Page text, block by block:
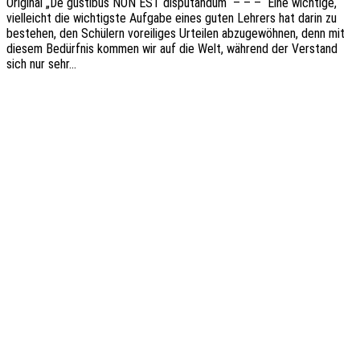
Origi­nal „De gusti­bus NON EST dispu­t­an­dum“ – – – Eine wich­ti­ge,
viel­leicht die wich­tigs­te Aufga­be eines guten Lehrers hat darin zu
bestehen, den Schü­lern vorei­li­ges Urtei­len abzu­ge­wöh­nen, denn mit
diesem Bedürf­nis kommen wir auf die Welt, während der Verstand
sich nur sehr…